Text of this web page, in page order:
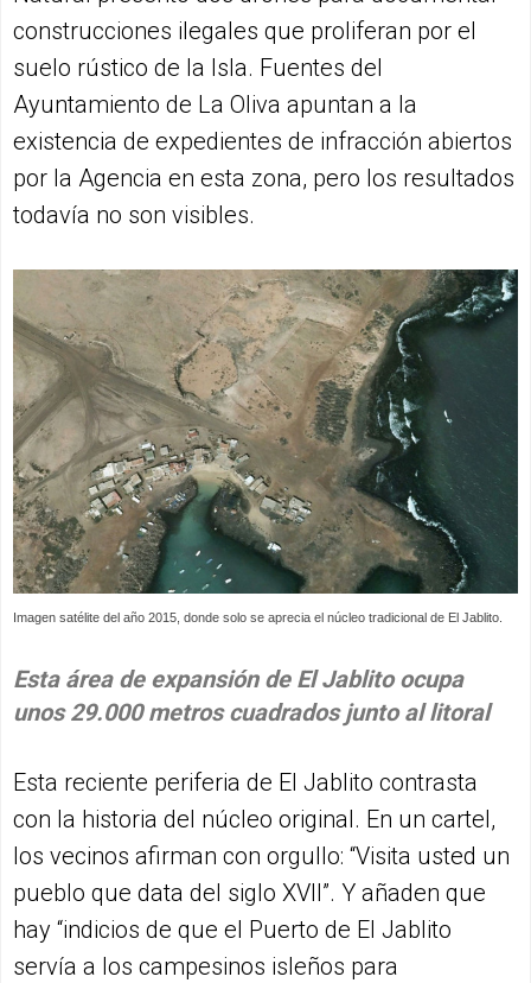
construcciones ilegales que proliferan por el
suelo rústico de la Isla. Fuentes del
Ayuntamiento de La Oliva apuntan a la
existencia de expedientes de infracción abiertos
por la Agencia en esta zona, pero los resultados
todavía no son visibles.
Imagen satélite del año 2015, donde solo se aprecia el núcleo tradicional de El Jablito.
Esta área de expansión de El Jablito ocupa
unos 29.000 metros cuadrados junto al litoral
Esta reciente periferia de El Jablito contrasta
con la historia del núcleo original. En un cartel,
los vecinos afirman con orgullo: “Visita usted un
pueblo que data del siglo XVII”. Y añaden que
hay “indicios de que el Puerto de El Jablito
servía a los campesinos isleños para